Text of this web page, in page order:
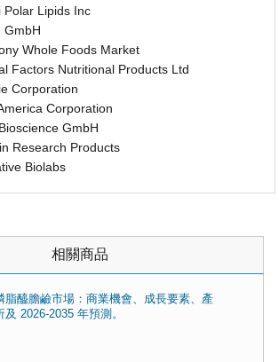
Polar Lipids Inc
GmbH
Whole Foods Market
Factors Nutritional Products Ltd
Corporation
Corporation
GmbH
Research Products
Biolabs
相關商品
脂醯膽鹼市場：商業機會、成長要素、產
2026-2035 年預測。